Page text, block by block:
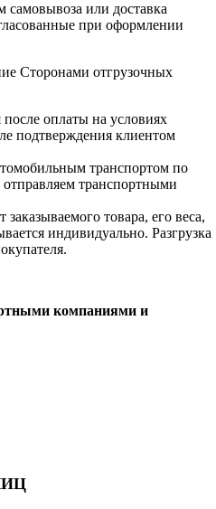
самовывоза или доставка
при оформлении
Сторонами отгрузочных
после оплаты на условиях
подтверждения клиентом
транспортом по
транспортными
товара, его веса,
индивидуально. Разгрузка
компаниями и